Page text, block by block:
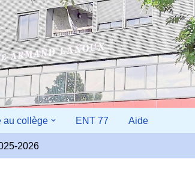
au collège ENT 77 Aide
2026